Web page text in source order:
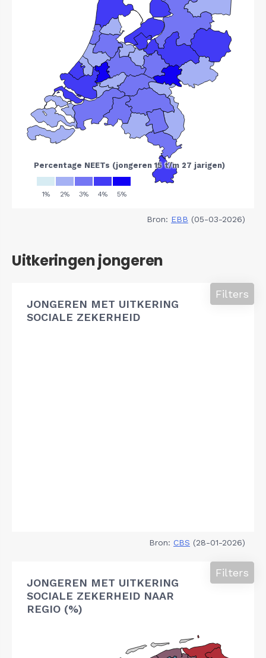
Bron: EBB (05-03-2026)
Uitkeringen jongeren
JONGEREN MET UITKERING
SOCIALE ZEKERHEID
Filters
Bron: CBS (28-01-2026)
JONGEREN MET UITKERING
SOCIALE ZEKERHEID NAAR
REGIO (%)
Filters